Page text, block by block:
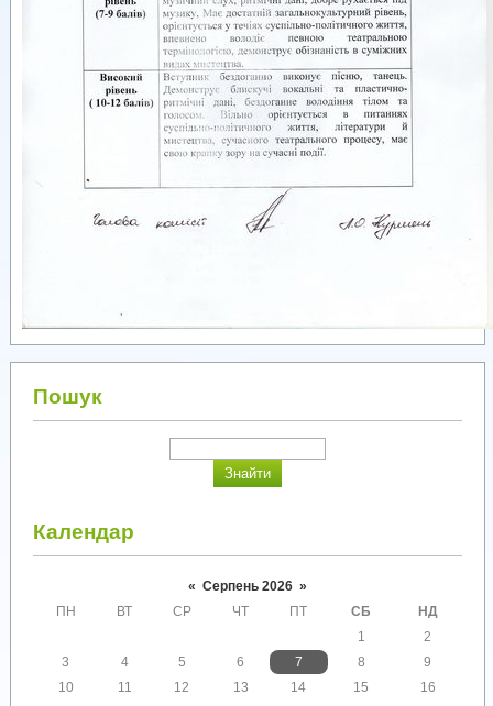
Пошук
Календар
« Серпень 2026 »
ПН
ВТ СР ЧТ ПТ СБ
НД
1
2
3
4 5 6 7 8
9
10
11 12 13 14 15
16